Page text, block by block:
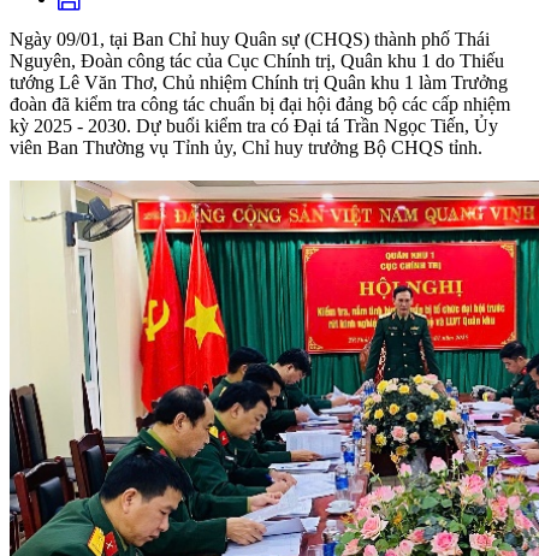
Ngày 09/01, tại Ban Chỉ huy Quân sự (CHQS) thành phố Thái
Nguyên, Đoàn công tác của Cục Chính trị, Quân khu 1 do Thiếu
tướng Lê Văn Thơ, Chủ nhiệm Chính trị Quân khu 1 làm Trưởng
đoàn đã kiểm tra công tác chuẩn bị đại hội đảng bộ các cấp nhiệm
kỳ 2025 - 2030. Dự buổi kiểm tra có Đại tá Trần Ngọc Tiến, Ủy
viên Ban Thường vụ Tỉnh ủy, Chỉ huy trưởng Bộ CHQS tỉnh.